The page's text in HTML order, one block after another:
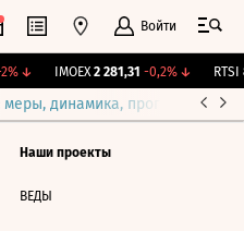
Войти
↓ IMOEX 2 281,31 -0,2%↓ RTSI
динамика, прогнозы
Наши проекты
ВЕДЫ